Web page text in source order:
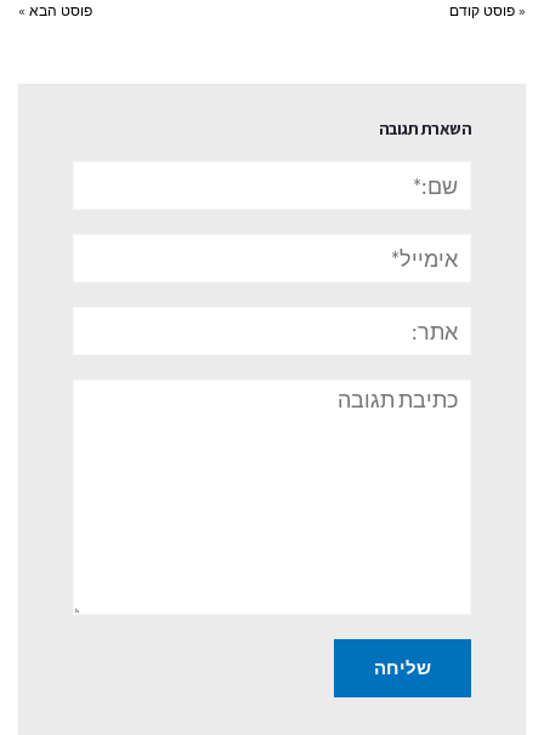
« פוסט קודם פוסט הבא »
השארת תגובה
תגובה